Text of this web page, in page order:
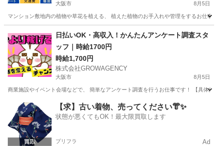
大阪市 8月5日
マンション敷地内の植物や草花を植える、 植えた植物のお手入れや管理をするお仕
その他 植物
日払いOK・高収入！かんたんアンケート調査スタ
ッフ｜時給1700円
時給1,700円
株式会社GROWAGENCY
大阪市 8月5日
商業施設やイベント会場などで、 簡単なアンケート調査を行うお仕事です！ 【具体
大阪 大阪市 その他 時給
【求】古い着物、売ってください👘✨
状態が悪くてもOK！最大限買取します
プリフラ Ad